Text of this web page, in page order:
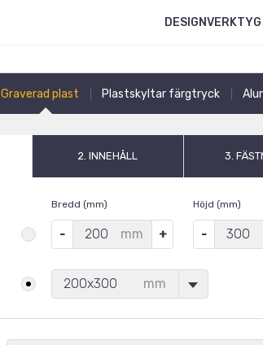
DESIGNVERKTYG
Graverad plast Plastskyltar färgtryck
2. INNEHÅLL 3.
Bredd (mm)
mm
Höjd (mm)
200x300 mm